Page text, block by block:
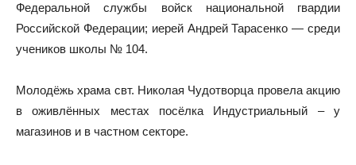
Федеральной службы войск национальной гвардии
Российской Федерации; иерей Андрей Тарасенко — среди
учеников школы № 104.
Молодёжь храма свт. Николая Чудотворца провела акцию
в оживлённых местах посёлка Индустриальный – у
магазинов и в частном секторе.